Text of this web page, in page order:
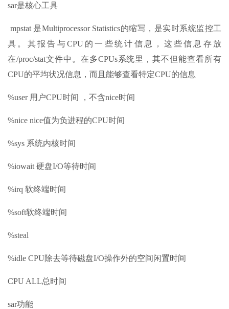
sar是核心工具
mpstat 是Multiprocessor Statistics的缩写，是实时系统监控工
具。其报告与CPU的一些统计信息，这些信息存放
在/proc/stat文件中。在多CPUs系统里，其不但能查看所有
CPU的平均状况信息，而且能够查看特定CPU的信息
%user 用户CPU时间 ，不含nice时间
%nice nice值为负进程的CPU时间
%sys 系统内核时间
%iowait 硬盘I/O等待时间
%irq 软终端时间
%soft软终端时间
%steal
%idle CPU除去等待磁盘I/O操作外的空间闲置时间
CPU ALL总时间
sar功能